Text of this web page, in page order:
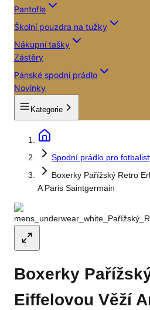
Pantofle
Školní pouzdra na tužky
Nákupní tašky
Zástěry
Pánské spodní prádlo
Novinky
Kategorie
Spodní prádlo pro
Boxerky Pařížský Retro
A Paris Saintgermain
Boxerky
Eiffelovou Věží